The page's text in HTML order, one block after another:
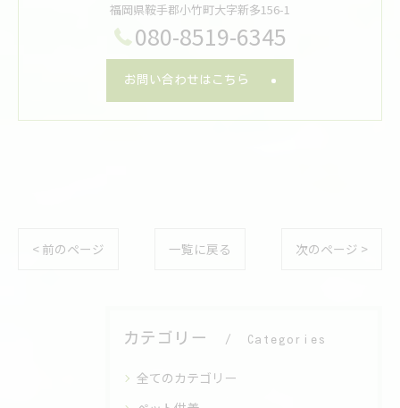
福岡県鞍手郡小竹町大字新多156-1
080-8519-6345
お問い合わせはこちら
< 前のページ 一覧に戻る 次のページ >
カテゴリー Categories
全てのカテゴリー